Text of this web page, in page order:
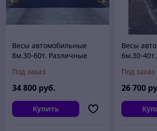
Весы автомобильные
8м.30-60т. Различные
металлоконструкций
Под заказ
34 800 руб.
Купить
Весы
6м.30-
Под заказ
26 700